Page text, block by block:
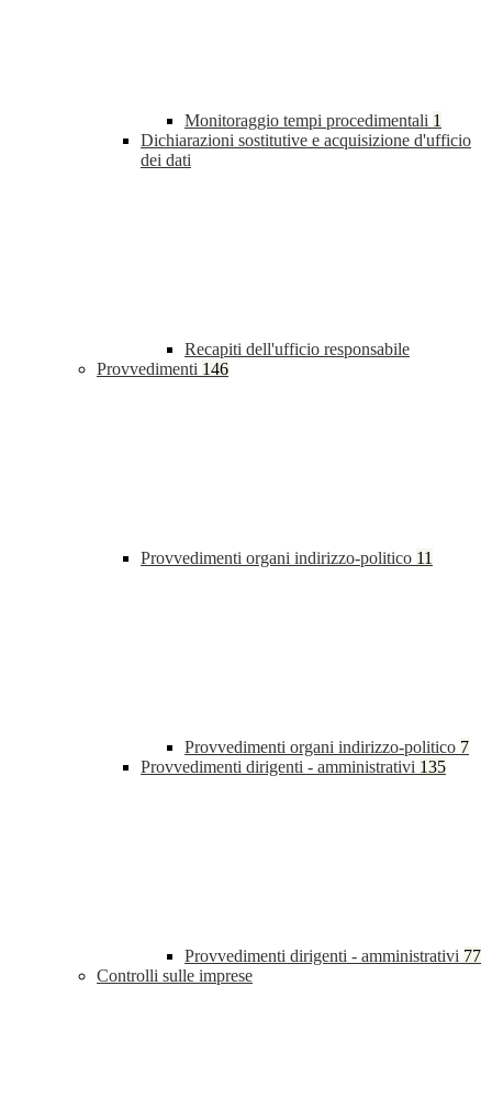
Monitoraggio tempi procedimentali 1
Dichiarazioni sostitutive e acquisizione d'ufficio
dei dati
Recapiti dell'ufficio responsabile
Provvedimenti 146
Provvedimenti organi indirizzo-politico 11
Provvedimenti organi indirizzo-politico 7
Provvedimenti dirigenti - amministrativi 135
Provvedimenti dirigenti - amministrativi 77
Controlli sulle imprese